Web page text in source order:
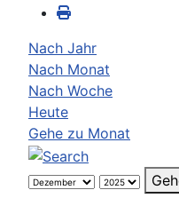
Nach Jahr
Nach Monat
Nach Woche
Heute
Gehe zu Monat